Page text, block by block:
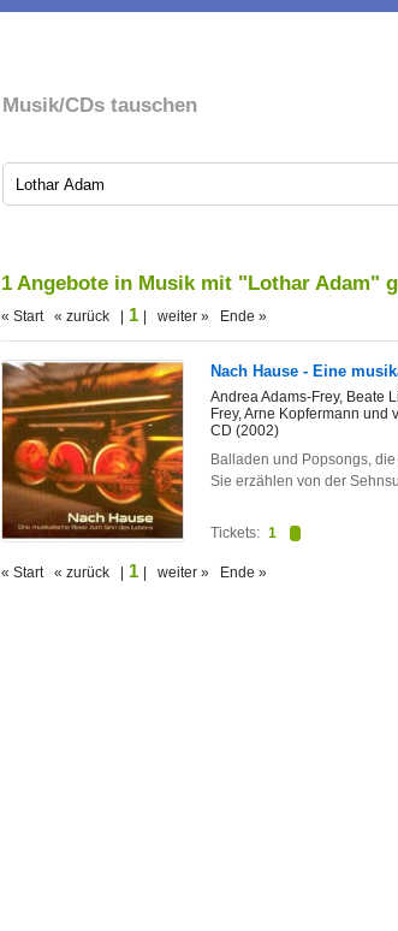
Musik/CDs tauschen
1 Angebote in Musik mit "Lothar Adam"
« Start « zurück | 1 | weiter » Ende »
Nach Hause - Eine
Andrea Adams-Frey, Beate
Frey, Arne Kopfermann und
CD (2002)
Balladen und Popsongs,
Sie erzählen von der
Tickets: 1
« Start « zurück | 1 | weiter » Ende »